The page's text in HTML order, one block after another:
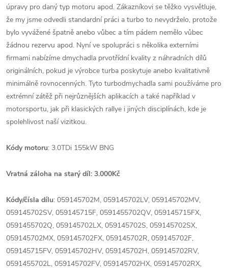
úpravy pro daný typ motoru apod. Zákazníkovi se těžko vysvětluje,
že my jsme odvedli standardní práci a turbo to nevydrželo, protože
bylo vyvážené špatně anebo vůbec a tím pádem nemělo vůbec
žádnou rezervu apod. Nyní ve spolupráci s několika externími
firmami nabízíme dmychadla prvotřídní kvality z náhradních dílů
originálních, pokud je výrobce turba poskytuje anebo kvalitativně
minimálně rovnocenných. Tyto turbodmychadla sami používáme pro
extrémní zátěž při nejrůznějších aplikacích a také například v
motorsportu, jak při klasických rallye i jiných disciplínách, kde je
spolehlivost naší vizitkou.
Kódy motoru: 3.0TDi 155kW BNG
Vratná záloha na starý díl: 3.000Kč
Kódy/čísla dílu: 059145702M, 059145702LV, 059145702MV,
059145702SV, 059145715F, 0591455702QV, 059145715FX,
0591455702Q, 059145702LX, 059145702S, 059145702SX,
059145702MX, 059145702FX, 059145702R, 059145702F,
059145715FV, 059145702HV, 059145702H, 059145702RV,
0591455702L, 059145702FV, 059145702HX, 059145702RX,